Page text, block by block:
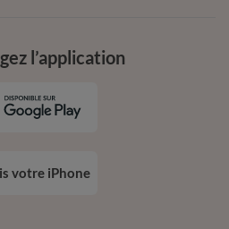
l’application
votre iPhone